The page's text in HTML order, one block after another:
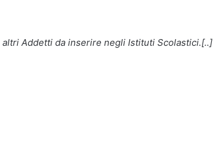
Addetti da inserire negli Istituti Scolastici.[..]